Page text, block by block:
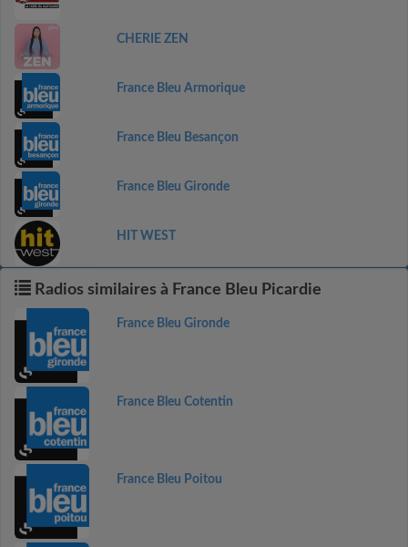
CHERIE ZEN
France Bleu Armorique
France Bleu Besançon
France Bleu Gironde
HIT WEST
Radios similaires à France Bleu Picardie
France Bleu Gironde
France Bleu Cotentin
France Bleu Poitou